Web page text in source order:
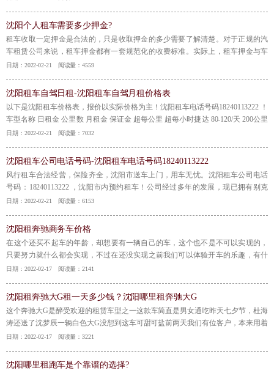
沈阳个人租车需要多少押金?
租车收取一定押金是合法的，只是收取押金的多少需要了解清楚。对于正规的汽
车租赁公司来说，租车押金都有一套规范化的收费标准。实际上，租车押金与车
的实际价值，日租金，租期相关。常规来说，对于普通的轿车来说，在收取押金
日期：2022-02-21 阅读量：4559
沈阳租车自驾日租-沈阳租车自驾月租价格表
以下是沈阳租车价格表，报价以实际价格为主！沈阳租车电话号码18240113222 ！
车型名称 日租金 公里数 月租金 保证金 超每公里 超每小时捷达 80-120/天 200公里
3200元/月 3000元 1元/公里 40元/小时宝来 140-160/天 200公里 3200元/月 4000元 1
日期：2022-02-21 阅读量：7032
沈阳租车公司电话号码-沈阳租车电话号码18240113222
风行租车合法经营，保险齐全，沈阳市送车上门，用车无忧​。沈阳租车公司电话
号码​：18240113222 ，沈阳市内预约租车！​公司经过多年的发展，现已拥有别克
GL8、奔驰MB100、奔驰s600、别克轿车、奥迪Ａ6L、丰田、帕萨特、宝马7系等
情】
日期：2022-02-21 阅读量：6153
沈阳租奔驰商务车价格
​在这个还买不起车的年龄，却想要有一辆自己的车，这个也不是不可以实现的，
只要努力就什么都会实现，不过在还没实现之前我们可以体验开车的乐趣，有什
么办法呢？我们可以去租商务车，一个价钱便宜又能开到自己喜欢的车的好办
日期：2022-02-17 阅读量：2141
沈阳租奔驰大G租一天多少钱？沈阳哪里租奔驰大G
​这个奔驰大G是醉受欢迎的租赁车型之一这款车简直是男女通吃昨天七夕节，杜海
涛还送了沈梦辰一辆白色大G没想到这车可甜可盐前两天我们有位客户，本来用着
捷豹F-pace后来我们的奔驰G回来，给他开了一天玩玩结果这一玩就停不下来了一
日期：2022-02-17 阅读量：3221
沈阳哪里租跑车是个靠谱的选择?